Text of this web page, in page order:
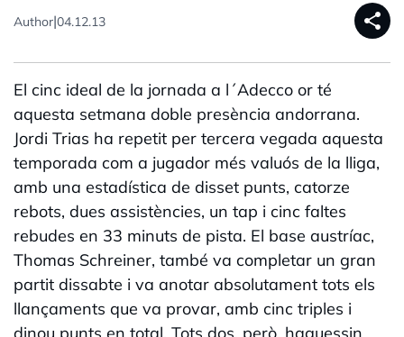
Author|04.12.13 share
El cinc ideal de la jornada a l´Adecco or té
aquesta setmana doble presència andorrana.
Jordi Trias ha repetit per tercera vegada aquesta
temporada com a jugador més valuós de la lliga,
amb una estadística de disset punts, catorze
rebots, dues assistències, un tap i cinc faltes
rebudes en 33 minuts de pista. El base austríac,
Thomas Schreiner, també va completar un gran
partit dissabte i va anotar absolutament tots els
llançaments que va provar, amb cinc triples i